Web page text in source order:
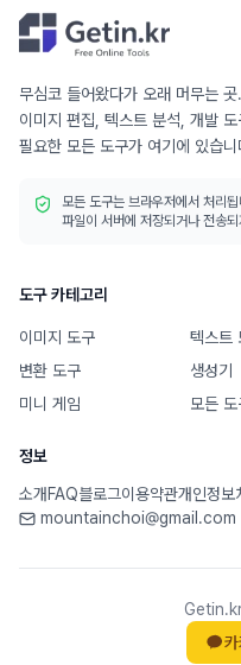
무심코 들어왔다가 오래 머무는 곳.
이미지 편집, 텍스트 분석, 개발 도
필요한 모든 도구가 여기에 있습니
모든 도구는 브라우저에서 처리
파일이 서버에 저장되거나 전송
도구 카테고리
이미지 도구 텍스트
변환 도구
생성기
미니 게임
모든 도
정보
소개 FAQ블로그이용약관개인정보
mountainchoi@gmail.com